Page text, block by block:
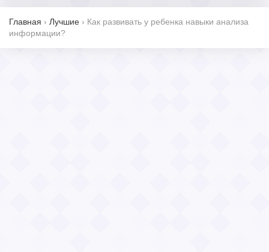
Главная › Лучшие › Как развивать у ребенка навыки анализа
информации?